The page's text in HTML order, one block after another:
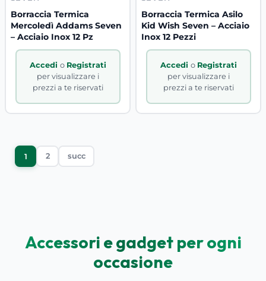
Borraccia Termica
Mercoledì Addams Seven
– Acciaio Inox 12 Pz
Accedi o Registrati
per visualizzare i
prezzi a te riservati
Borraccia Termica Asilo
Kid Wish Seven – Acciaio
Inox 12 Pezzi
Accedi o Registrati
per visualizzare i
prezzi a te riservati
1 2 succ
Accessori e gadget per ogni
occasione